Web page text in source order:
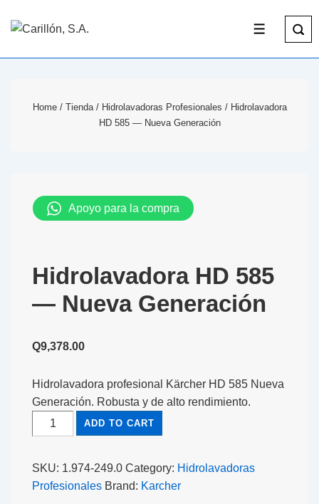
Home/ Tienda/ Hidrolavadoras Profesionales / Hidrolavadora
HD 585 — Nueva Generación
Apoyo para la compra
Hidrolavadora HD 585
— Nueva Generación
Q9,378.00
Hidrolavadora profesional Kärcher HD 585 Nueva
Generación. Robusta y de alto rendimiento.
ADD TO CART
SKU: 1.974-249.0 Category: Hidrolavadoras
Profesionales Brand: Karcher